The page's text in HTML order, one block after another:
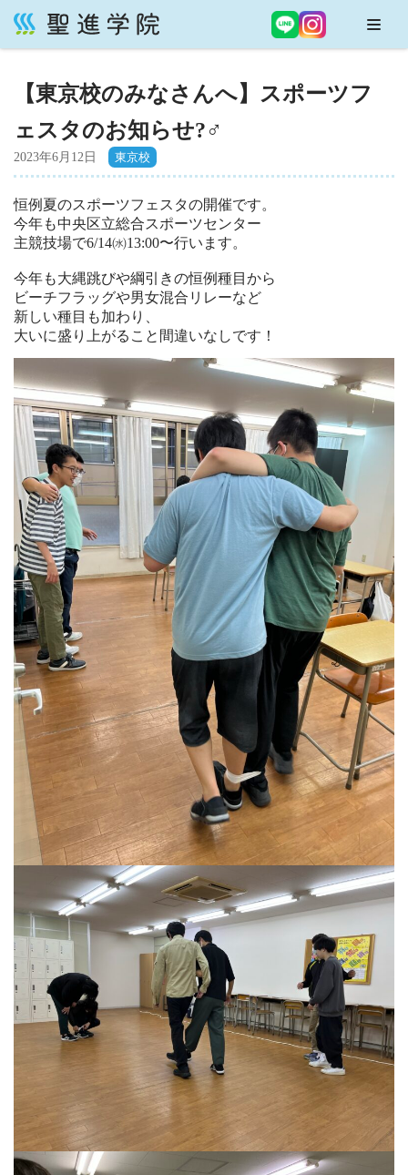
コ
テ
ツ
へ
ス
キ
ッ
プ
【東京校のみなさんへ】スポーツフ
ェスタのお知らせ?‍♂️
2023年6月12日
恒例夏のスポーツフェスタの開催です。
今年も中央区立総合スポーツセンター
主競技場で6/14㈬13:00〜行います。
今年も大縄跳びや綱引きの恒例種目から
ビーチフラッグや男女混合リレーなど
新しい種目も加わり、
大いに盛り上がること間違いなしです！